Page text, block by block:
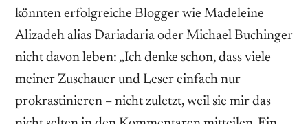
könnten erfolgreiche Blogger wie Madeleine
Alizadeh alias Dariadaria oder Michael Buchinger
nicht davon leben: „Ich denke schon, dass viele
meiner Zuschauer und Leser einfach nur
prokrastinieren – nicht zuletzt, weil sie mir das